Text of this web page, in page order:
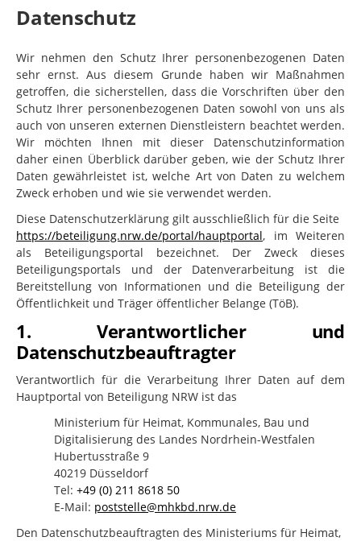
Datenschutz
Wir nehmen den Schutz Ihrer personenbezogenen Daten
sehr ernst. Aus diesem Grunde haben wir Maßnahmen
getroffen, die sicherstellen, dass die Vorschriften über den
Schutz Ihrer personenbezogenen Daten sowohl von uns als
auch von unseren externen Dienstleistern beachtet werden.
Wir möchten Ihnen mit dieser Datenschutzinformation
daher einen Überblick darüber geben, wie der Schutz Ihrer
Daten gewährleistet ist, welche Art von Daten zu welchem
Zweck erhoben und wie sie verwendet werden.
Diese Datenschutzerklärung gilt ausschließlich für die Seite
https://beteiligung.nrw.de/portal/hauptportal, im Weiteren
als Beteiligungsportal bezeichnet. Der Zweck dieses
Beteiligungsportals und der Datenverarbeitung ist die
Bereitstellung von Informationen und die Beteiligung der
Öffentlichkeit und Träger öffentlicher Belange (TöB).
1. Verantwortlicher und
Datenschutzbeauftragter
Verantwortlich für die Verarbeitung Ihrer Daten auf dem
Hauptportal von Beteiligung NRW ist das
Ministerium für Heimat, Kommunales, Bau und
Digitalisierung des Landes Nordrhein-Westfalen
Hubertusstraße 9
40219 Düsseldorf
Tel: +49 (0) 211 8618 50
E-Mail: poststelle@mhkbd.nrw.de
Den Datenschutzbeauftragten des Ministeriums für Heimat,